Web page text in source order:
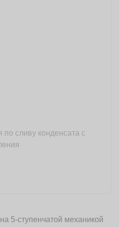
по сливу конденсата с
5-ступенчатой механикой